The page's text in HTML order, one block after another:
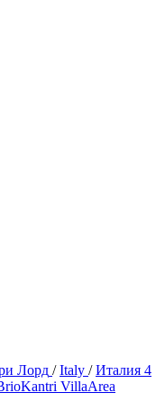
Лорд /Italy /Италия 4
Kantri VillaArea